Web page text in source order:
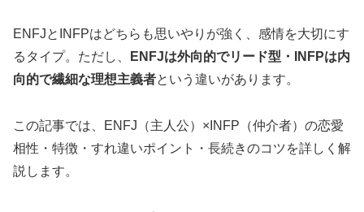
ENFJとINFPはどちらも思いやりが強く、感情を大切にす
るタイプ。ただし、
ENFJは外向的でリード型・INFPは内
向的で繊細な理想主義者という違いがあります。
この記事では、ENFJ（主人公）×INFP（仲介者）の恋愛
相性・特徴・すれ違いポイント・長続きのコツを詳しく解
説します。